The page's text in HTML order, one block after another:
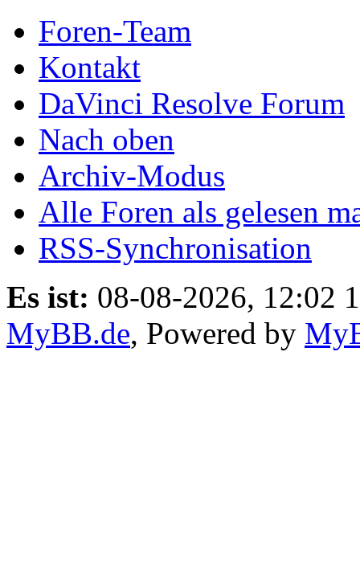
Foren-Team
Kontakt
DaVinci Resolve Forum
Nach oben
Archiv-Modus
Alle Foren als gelesen
RSS-Synchronisation
Es ist: 08-08-2026, 12:02
MyBB.de, Powered by